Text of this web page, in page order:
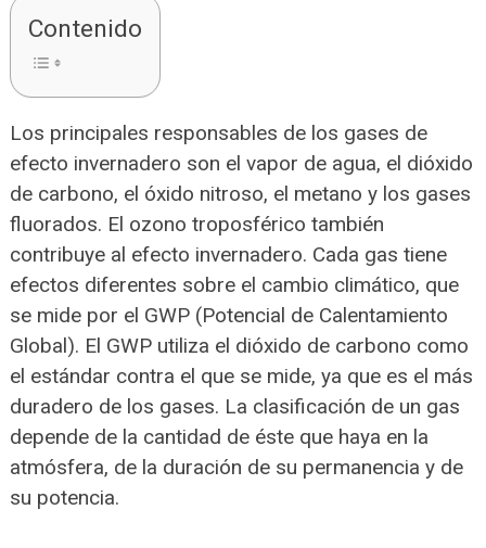
Contenido
Los principales responsables de los gases de
efecto invernadero son el vapor de agua, el dióxido
de carbono, el óxido nitroso, el metano y los gases
fluorados. El ozono troposférico también
contribuye al efecto invernadero. Cada gas tiene
efectos diferentes sobre el cambio climático, que
se mide por el GWP (Potencial de Calentamiento
Global). El GWP utiliza el dióxido de carbono como
el estándar contra el que se mide, ya que es el más
duradero de los gases. La clasificación de un gas
depende de la cantidad de éste que haya en la
atmósfera, de la duración de su permanencia y de
su potencia.